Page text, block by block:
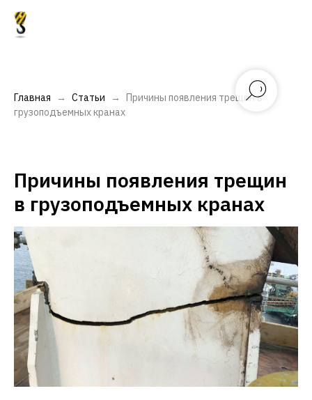
Главная Статьи
Причины появления трещин в
грузоподъемных кранах
Причины появления трещин
в грузоподъемных кранах